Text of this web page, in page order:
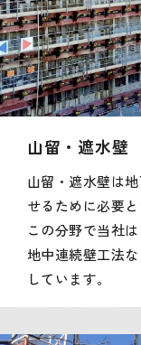
山留・遮水壁
山留・遮水壁は
せるために必要と
この分野で当社
地中連続壁工法
しています。